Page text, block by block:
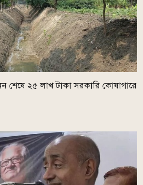
শেষে ২৫ লাখ টাকা সরকারি কোষাগারে